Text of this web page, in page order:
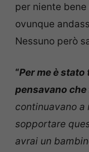
per niente bene
ovunque
Nessuno però
“Per me è
pensavano
continuavano a
sopportare
avrai un